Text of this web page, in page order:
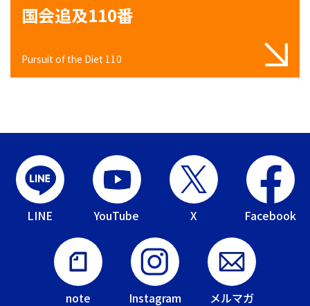
国会追及110番
Pursuit of the Diet 110
LINE YouTube X Facebook
note Instagram メルマガ